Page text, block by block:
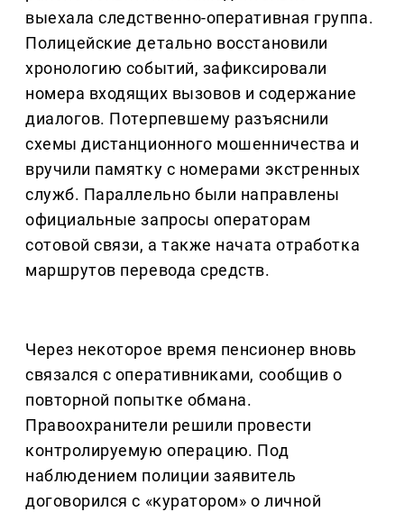
выехала следственно-оперативная группа.
Полицейские детально восстановили
хронологию событий, зафиксировали
номера входящих вызовов и содержание
диалогов. Потерпевшему разъяснили
схемы дистанционного мошенничества и
вручили памятку с номерами экстренных
служб. Параллельно были направлены
официальные запросы операторам
сотовой связи, а также начата отработка
маршрутов перевода средств.
Через некоторое время пенсионер вновь
связался с оперативниками, сообщив о
повторной попытке обмана.
Правоохранители решили провести
контролируемую операцию. Под
наблюдением полиции заявитель
договорился с «куратором» о личной